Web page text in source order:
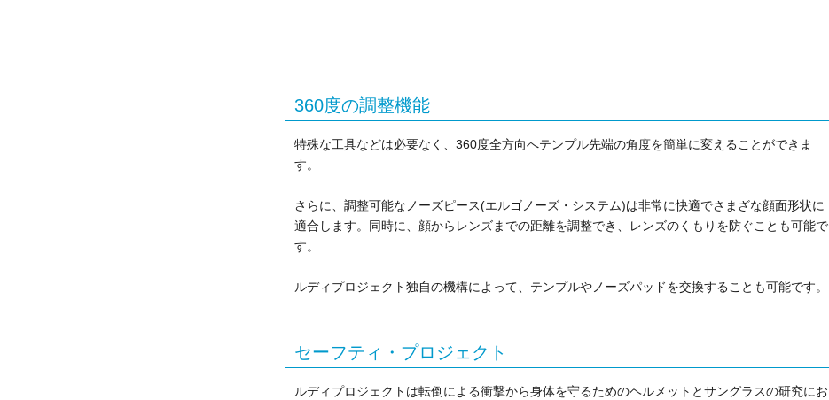
360度の調整機能
特殊な工具などは必要なく、360度全方向へテンプル先端の角度を簡単に変えることができま
す。
さらに、調整可能なノーズピース(エルゴノーズ・システム)は非常に快適でさまざな顔面形状に
適合します。同時に、顔からレンズまでの距離を調整でき、レンズのくもりを防ぐことも可能で
す。
ルディプロジェクト独自の機構によって、テンプルやノーズパッドを交換することも可能です。
セーフティ・プロジェクト
ルディプロジェクトは転倒による衝撃から身体を守るためのヘルメットとサングラスの研究にお